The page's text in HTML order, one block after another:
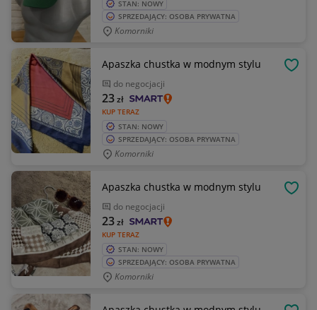
STAN: NOWY
SPRZEDAJĄCY: OSOBA PRYWATNA
Komorniki
Apaszka chustka w modnym stylu
do negocjacji
KUP TERAZ
23zł
STAN: NOWY
SPRZEDAJĄCY: OSOBA PRYWATNA
Komorniki
Apaszka chustka w modnym stylu
do negocjacji
KUP TERAZ
23zł
STAN: NOWY
SPRZEDAJĄCY: OSOBA PRYWATNA
Komorniki